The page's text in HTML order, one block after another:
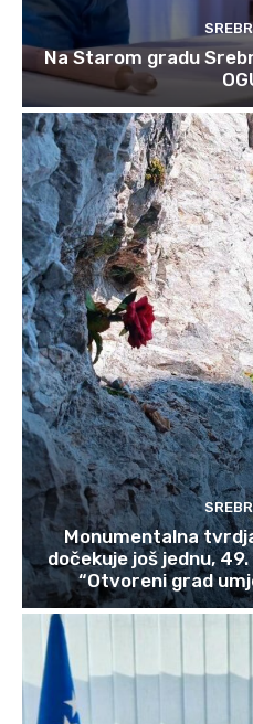
Na Starom gradu
Monumentalna
dočekuje još jednu,
“Otvoreni grad